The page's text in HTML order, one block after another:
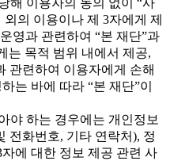
의 이용이나 제 3자에게 제
영과 관련하여 “본 재단”과
는 목적 범위 내에서 제공,
관련하여 이용자에게 손해
는 바에 따라 “본 재단”이
야 하는 경우에는 개인정보
전화번호, 기타 연락처), 정
에 대한 정보 제공 관련 사